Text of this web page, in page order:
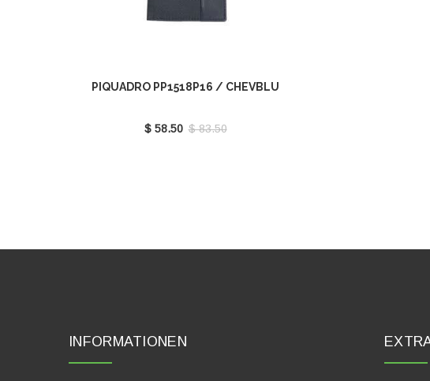
PIQUADRO PP1518P16 / CHEVBLU
$ 58.50 $ 83.50
INFORMATIONEN